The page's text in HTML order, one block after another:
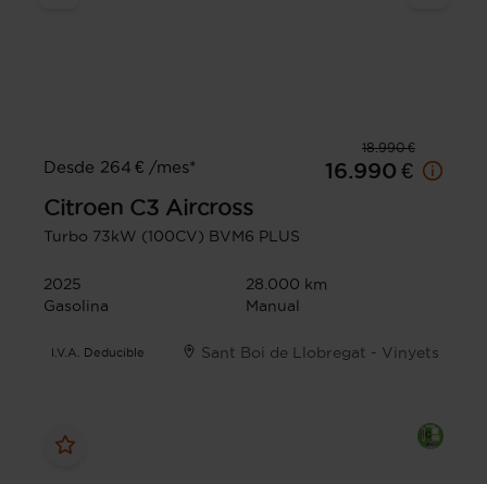
18.990 €
Desde 264 € /mes*
16.990 €
Citroen C3 Aircross
Turbo 73kW (100CV) BVM6 PLUS
2025
28.000 km
Gasolina
Manual
I.V.A. Deducible Sant Boi de Llobregat - Vinyets